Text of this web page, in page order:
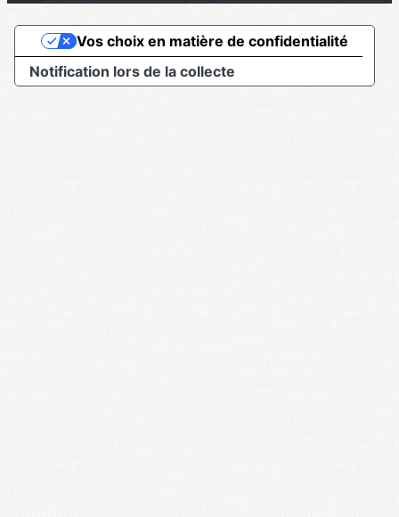
Notification lors de la collecte
Vos choix en matière de confidentialité